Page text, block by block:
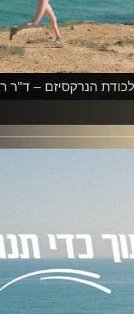
AudioVersity
על נרקיסיזם עם ד"ר רמי
טראומה
עבודות המחקר ופרסומיו
וחוויית הזכאות
מטפל ד"ר טולמץ'
"הידברות" של המכון